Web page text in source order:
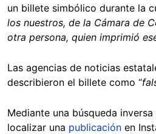
un billete simbólico durante la
los nuestros, de la Cámara de
otra persona, quien imprimió
Las agencias de noticias
describieron el billete como “
Mediante una búsqueda
localizar una publicación en